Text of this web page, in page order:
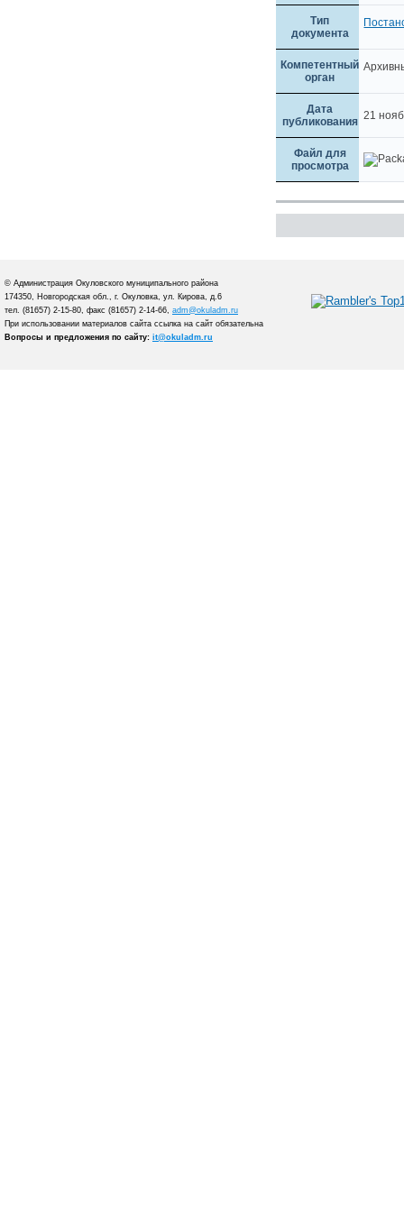
Тип
документа
Компетентный
орган
Дата
публикования 21
Файл для
просмотра
© Администрация Окуловского муниципального района
174350, Новгородская обл., г. Окуловка, ул. Кирова, д.6
тел. (81657) 2-15-80, факс (81657) 2-14-66, adm@okuladm.ru
При использовании материалов сайта ссылка на сайт обязательна
Вопросы и предложения по сайту: it@okuladm.ru